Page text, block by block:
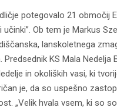
potegovalo 21 območij
Ob tem je Markus
lanskoletnega
KS Mala Nedelja
in okoliških vasi, ki
je, da so uspešno
„Velik hvala vsem, ki so